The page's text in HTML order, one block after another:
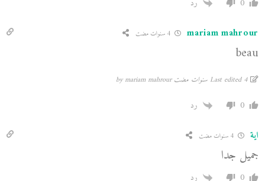
0 رد
mariam mahrour
beau
Last edited 4 سنوات مضت by mariam mahrour
0 رد
اية 4 سنوات مضت
جميل جدا
0 رد